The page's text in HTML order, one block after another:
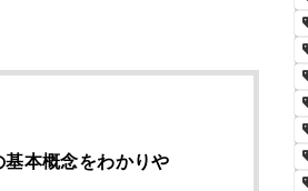
本概念をわかりや